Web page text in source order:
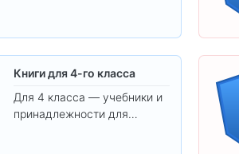
Книги для 4-го класса
Для 4 класса — учебники и
принадлежности для